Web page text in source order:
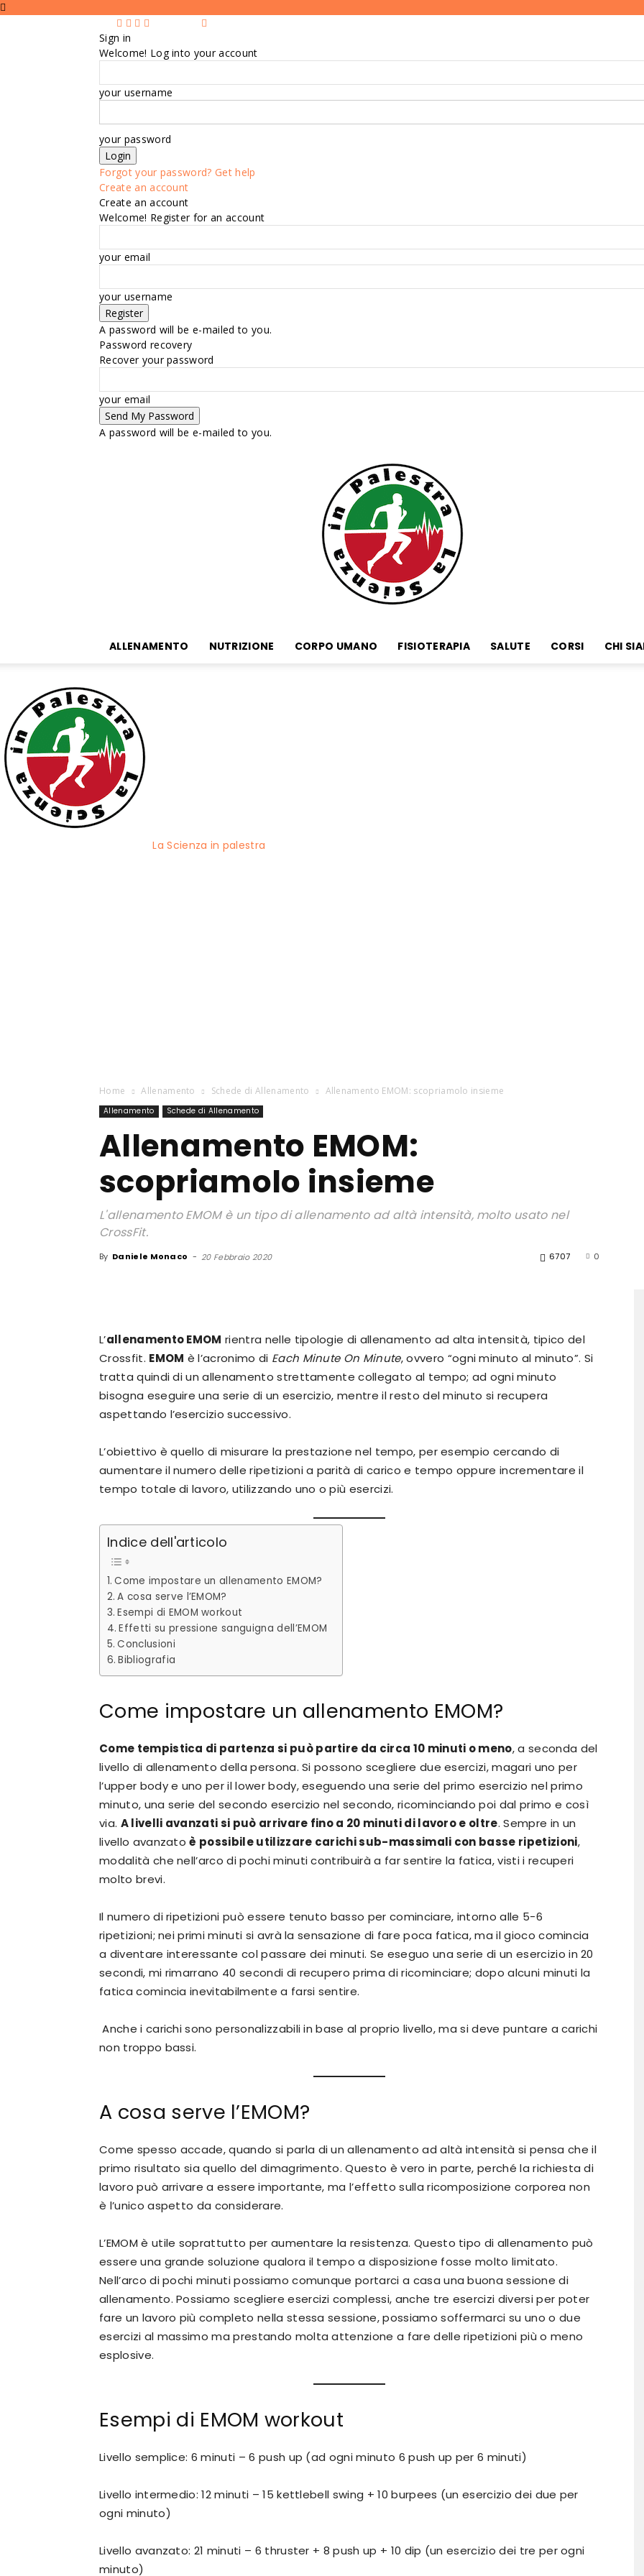
Sign in
Welcome! Log into your account
your username
your password
Forgot your password? Get help
Create an account
Create an account
Welcome! Register for an account
your email
your username
A password will be e-mailed to you.
Password recovery
Recover your password
your email
A password will be e-mailed to you.
ALLENAMENTO NUTRIZIONE CORPO UMANO FISIOTERAPIA SALUTE CORSI CHI
La Scienza in palestra
Home Allenamento Schede di Allenamento Allenamento EMOM: scopriamolo insieme
Allenamento Schede di Allenamento
Allenamento EMOM:
scopriamolo insieme
L'allenamento EMOM è un tipo di allenamento ad altà intensità, molto usato nel
CrossFit.
By Daniele Monaco - 20 Febbraio 2020 0
6707
L’allenamento EMOM rientra nelle tipologie di allenamento ad alta intensità, tipico del
Crossfit. EMOM è l’acronimo di Each Minute On Minute, ovvero “ogni minuto al minuto”. Si
tratta quindi di un allenamento strettamente collegato al tempo; ad ogni minuto
bisogna eseguire una serie di un esercizio, mentre il resto del minuto si recupera
aspettando l’esercizio successivo.
L’obiettivo è quello di misurare la prestazione nel tempo, per esempio cercando di
aumentare il numero delle ripetizioni a parità di carico e tempo oppure incrementare il
tempo totale di lavoro, utilizzando uno o più esercizi.
Indice dell'articolo
Come impostare un allenamento EMOM?
A cosa serve l’EMOM?
Esempi di EMOM workout
Effetti su pressione sanguigna dell’EMOM
Conclusioni
Bibliografia
Come impostare un allenamento EMOM?
Come tempistica di partenza si può partire da circa 10 minuti o meno, a seconda del
livello di allenamento della persona. Si possono scegliere due esercizi, magari uno per
l’upper body e uno per il lower body, eseguendo una serie del primo esercizio nel primo
minuto, una serie del secondo esercizio nel secondo, ricominciando poi dal primo e così
via. A livelli avanzati si può arrivare fino a 20 minuti di lavoro e oltre. Sempre in un
livello avanzatoè possibile utilizzare carichi sub-massimali con basse ripetizioni,
modalità che nell’arco di pochi minuti contribuirà a far sentire la fatica, visti i recuperi
molto brevi.
Il numero di ripetizioni può essere tenuto basso per cominciare, intorno alle 5-6
ripetizioni; nei primi minuti si avrà la sensazione di fare poca fatica, ma il gioco comincia
a diventare interessante col passare dei minuti. Se eseguo una serie di un esercizio in 20
secondi, mi rimarrano 40 secondi di recupero prima di ricominciare; dopo alcuni minuti la
fatica comincia inevitabilmente a farsi sentire.
Anche i carichi sono personalizzabili in base al proprio livello, ma si deve puntare a carichi
non troppo bassi.
A cosa serve l’EMOM?
Come spesso accade, quando si parla di un allenamento ad altà intensità si pensa che il
primo risultato sia quello del dimagrimento. Questo è vero in parte, perché la richiesta di
lavoro può arrivare a essere importante, ma l’effetto sulla ricomposizione corporea non
è l’unico aspetto da considerare.
L’EMOM è utile soprattutto per aumentare la resistenza. Questo tipo di allenamento può
essere una grande soluzione qualora il tempo a disposizione fosse molto limitato.
Nell’arco di pochi minuti possiamo comunque portarci a casa una buona sessione di
allenamento. Possiamo scegliere esercizi complessi, anche tre esercizi diversi per poter
fare un lavoro più completo nella stessa sessione, possiamo soffermarci su uno o due
esercizi al massimo ma prestando molta attenzione a fare delle ripetizioni più o meno
esplosive.
Esempi di EMOM workout
Livello semplice: 6 minuti – 6 push up (ad ogni minuto 6 push up per 6 minuti)
Livello intermedio: 12 minuti – 15 kettlebell swing + 10 burpees (un esercizio dei due per
ogni minuto)
Livello avanzato: 21 minuti – 6 thruster + 8 push up + 10 dip (un esercizio dei tre per ogni
minuto)